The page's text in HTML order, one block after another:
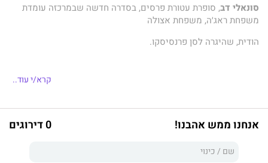
סונאלי דב, סופרת עטורת פרסים, בסדרה חדשה שבמרכזה עומדת
משפחת ראג׳ה, משפחת אצולה
הודית, שהיגרה לסן פרנסיסקו.
אמת ידועה לכל היא שרק במשפחה הודית-אמריקנית שאפתנית הבת
לכבשה שחורה.
דוקטור טרישה ראג׳ה היא מנתחת המוח הטובה ביותר בסן פרנסיסקו.
קרא/י עוד..
אנחנו ממש אהבנו! 0 דירוגים